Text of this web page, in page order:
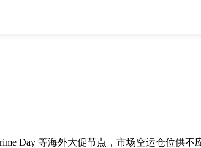
Day 等海外大促节点，市场空运仓位供不